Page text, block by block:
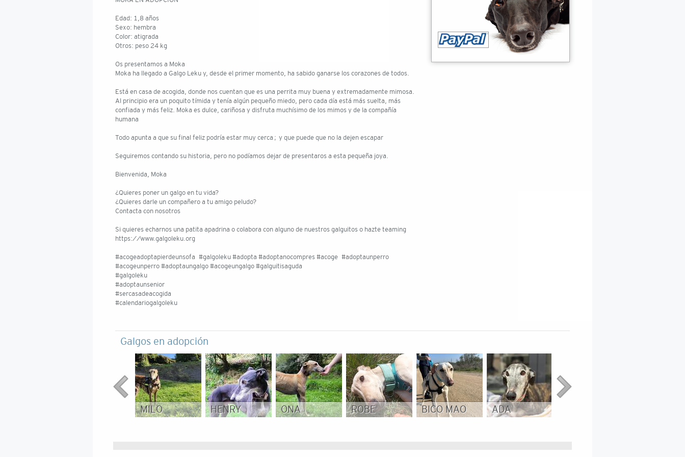
Edad: 1,8 años
Sexo: hembra
Color: atigrada
Otros: peso 24 kg
Os presentamos a Moka
Moka ha llegado a Galgo Leku y, desde el primer momento, ha sabido ganarse los corazones de todos.
Está en casa de acogida, donde nos cuentan que es una perrita muy buena y extremadamente mimosa.
Al principio era un poquito tímida y tenía algún pequeño miedo, pero cada día está más suelta, más
confiada y más feliz. Moka es dulce, cariñosa y disfruta muchísimo de los mimos y de la compañía
humana
Todo apunta a que su final feliz podría estar muy cerca… y que puede que no la dejen escapar
Seguiremos contando su historia, pero no podíamos dejar de presentaros a esta pequeña joya.
Bienvenida, Moka
¿Quieres poner un galgo en tu vida?
¿Quieres darle un compañero a tu amigo peludo?
Contacta con nosotros
Si quieres echarnos una patita apadrina o colabora con alguno de nuestros galguitos o hazte teaming
https://www.galgoleku.org
#acogeadoptapierdeunsofa #galgoleku #adopta #adoptanocompres #acoge #adoptaunperro
#acogeunperro #adoptaungalgo #acogeungalgo #galguitisaguda
#galgoleku
#adoptaunsenior
#sercasadeacogida
#calendariogalgoleku
Galgos en adopción
MILO HENRY ONA ROBE BICO MAO ADA